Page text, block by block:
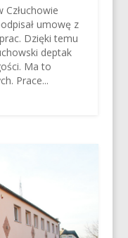
Człuchowie
umowę z
Dzięki temu
deptak
Ma to
Prace...